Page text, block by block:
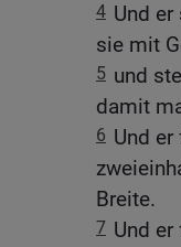
4 Und
sie mit
5 und
damit
6 Und
Breite.
7 Und